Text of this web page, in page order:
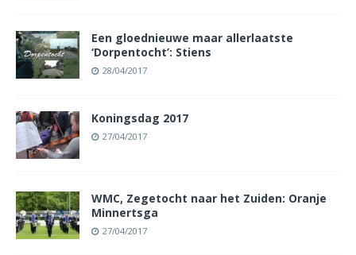
Een gloednieuwe maar allerlaatste
‘Dorpentocht’: Stiens
28/04/2017
Koningsdag 2017
27/04/2017
WMC, Zegetocht naar het Zuiden: Oranje
Minnertsga
27/04/2017